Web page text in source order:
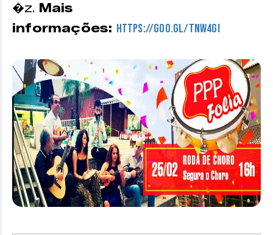
�z. Mais
informações: https://goo.gl/tnW4gI